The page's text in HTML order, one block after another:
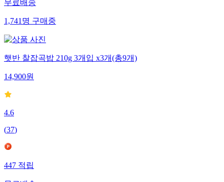
무료배송
1,741명구매중
햇반 찰잡곡밥 210g 3개입 x3개(총9개)
14,900원
4.6
(37)
447적립